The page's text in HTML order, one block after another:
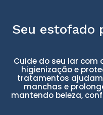
Seu estofado
Cuide do seu lar com
higienização e
tratamentos
manchas e
mantendo beleza,